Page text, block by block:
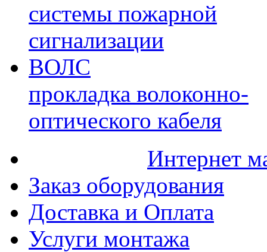
системы пожарной
сигнализации
ВОЛС
прокладка волоконно-
оптического кабеля
Интернет
Заказ оборудования
Доставка и Оплата
Услуги монтажа